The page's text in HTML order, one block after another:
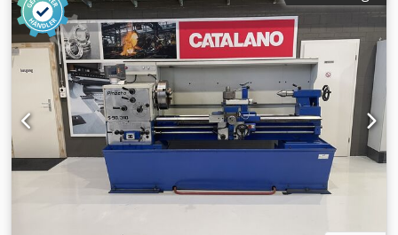
Ausladung ca. 360 mm ausgelegte Antriebsleistung 10 PS
max. Drehzahl 1800 U/min Gewicht ca. 82 kg Zubehör /
Besondere Merkmale: • Werkzeugklemmung manuell • Die
Hauptspindel und alle Wellen und Eingriffe sind aus
einsatzgehärtetem und getemperten Chrom-Nickel
gefertigt • 2 zueinander drehbare Achsen, dadurch ist
jeder Einstellwinkel möglich! System „HURON“ • konische
Eingriffe sind nach dem „KLINGELNBERG“-System
geschliffen • Die Wälzlager der Hauptspindel bestehen aus
konischen Hochpräzisionsrollen • 1
Werkzeuganzugsschraube • Bedienungsanleitung